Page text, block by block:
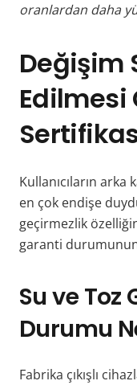
oranlardan daha
Değişim
Edilmesi
Kullanıcıların
en çok endişe
geçirmezlik
garanti
Su ve Toz
Durumu
Fabrika çıkışlı